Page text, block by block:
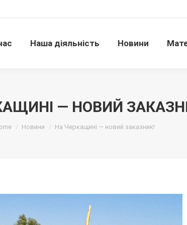
Наша діяльність Новини
— НОВИЙ
Новини На Черкащині — новий заказник!
Наша діяльність Новини